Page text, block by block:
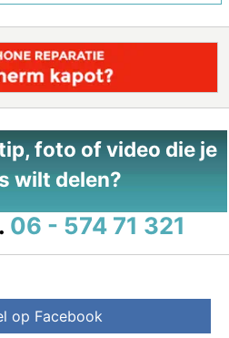
foto of video die je
wilt delen?
06 - 574 71 321
op Facebook